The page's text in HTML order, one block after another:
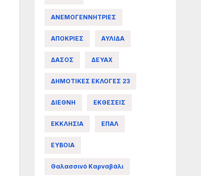
ΑΝΕΜΟΓΕΝΝΗΤΡΙΕΣ
ΑΠΟΚΡΙΕΣ ΑΥΛΙΔΑ
ΔΑΣΟΣ ΔΕΥΑΧ
ΔΗΜΟΤΙΚΕΣ ΕΚΛΟΓΕΣ 23
ΔΙΕΘΝΗ ΕΚΘΕΣΕΙΣ
ΕΚΚΛΗΣΙΑ ΕΠΑΛ
ΕΥΒΟΙΑ
Θαλασσινό Καρναβάλι